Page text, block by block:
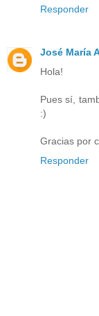
Responder
José María
Hola!
Pues sí,
:)
Gracias por
Responder